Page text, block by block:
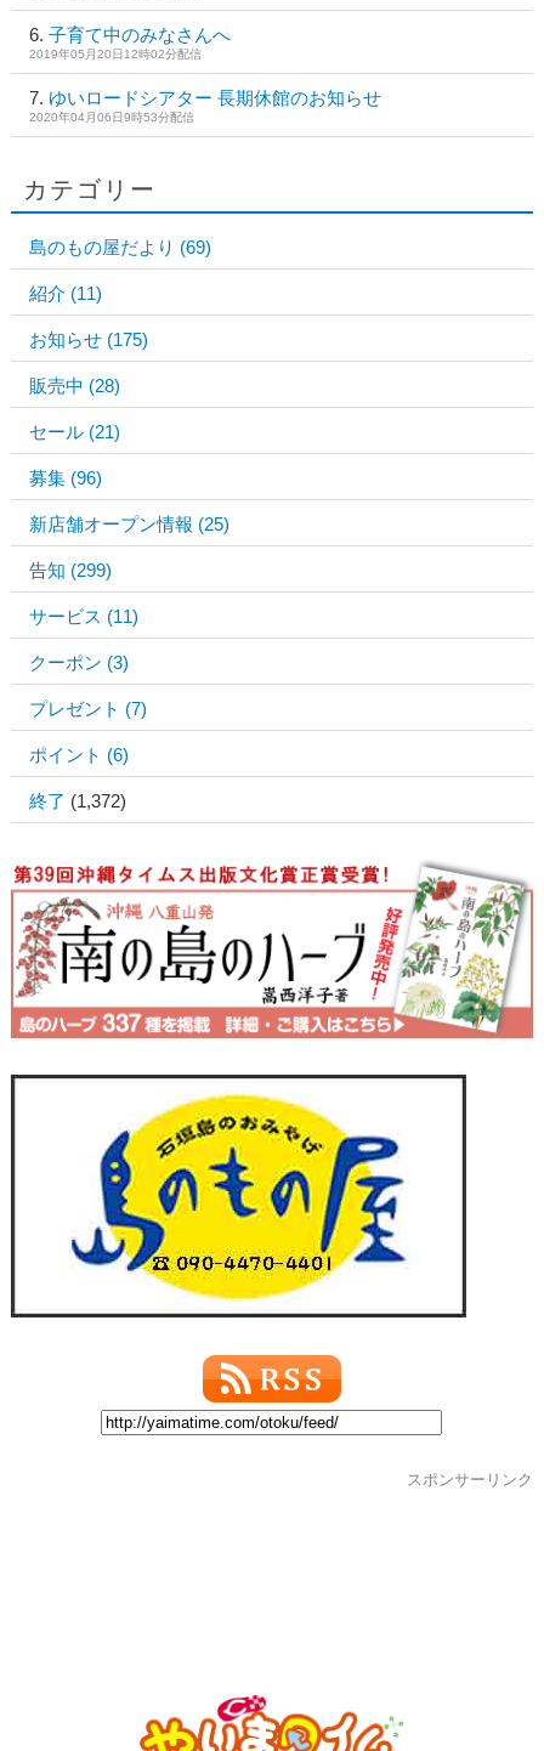
子育て中のみなさんへ
2019年05月20日12時02分配信
ゆいロードシアター 長期休館のお知らせ
2020年04月06日9時53分配信
カテゴリー
島のもの屋だより (69)
紹介 (11)
お知らせ (175)
販売中 (28)
セール (21)
募集 (96)
新店舗オープン情報 (25)
告知 (299)
サービス (11)
クーポン (3)
プレゼント (7)
ポイント (6)
終了 (1,372)
スポンサーリンク